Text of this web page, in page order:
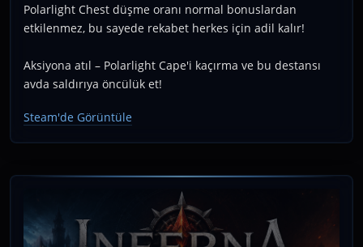
Polarlight Chest düşme oranı normal bonuslardan
etkilenmez, bu sayede rekabet herkes için adil kalır!
Aksiyona atıl – Polarlight Cape'i kaçırma ve bu destansı
avda saldırıya öncülük et!
Steam'de Görüntüle